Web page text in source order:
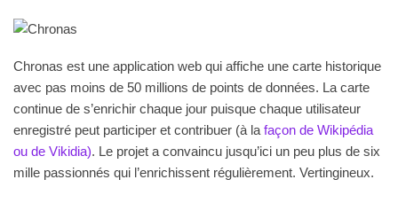
Chronas est une application web qui affiche une carte historique
avec pas moins de 50 millions de points de données. La carte
continue de s’enrichir chaque jour puisque chaque utilisateur
enregistré peut participer et contribuer (à la façon de Wikipédia
ou de Vikidia). Le projet a convaincu jusqu’ici un peu plus de six
mille passionnés qui l’enrichissent régulièrement. Vertingineux.